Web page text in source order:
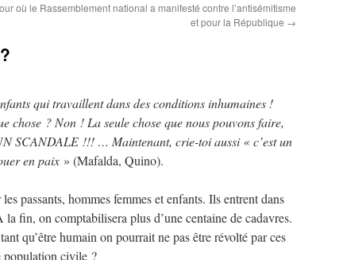
où le Rassemblement national a manifesté contre l’antisémitisme
et pour la République →
qui travaillent dans des conditions inhumaines !
chose ? Non ! La seule chose que nous pouvons faire,
SCANDALE !!! … Maintenant, crie-toi aussi « c’est un
en paix » (Mafalda, Quino).
passants, hommes femmes et enfants. Ils entrent dans
fin, on comptabilisera plus d’une centaine de cadavres.
qu’être humain on pourrait ne pas être révolté par ces
population civile ?